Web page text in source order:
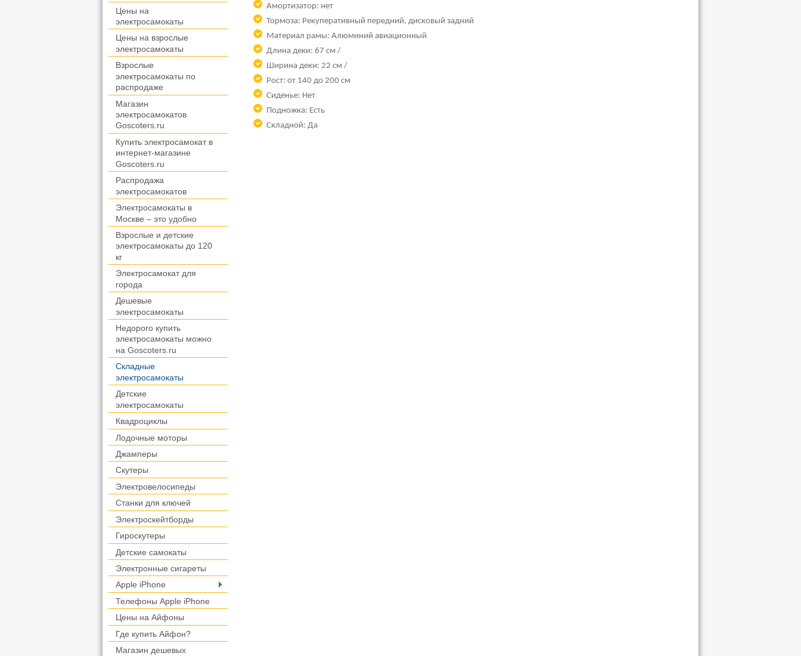
Цены на
электросамокаты
Цены на взрослые
электросамокаты
Взрослые
электросамокаты по
распродаже
Магазин
электросамокатов
Goscoters.ru
Купить электросамокат в
интернет-магазине
Goscoters.ru
Распродажа
электросамокатов
Электросамокаты в
Москве – это удобно
Взрослые и детские
электросамокаты до 120
кг
Электросамокат для
города
Дешевые
электросамокаты
Недорого купить
электросамокаты можно
на Goscoters.ru
Складные
электросамокаты
Детские
электросамокаты
Квадроциклы
Лодочные моторы
Джамперы
Скутеры
Электровелосипеды
Станки для ключей
Электроскейтборды
Гироскутеры
Детские самокаты
Электронные сигареты
Apple iPhone
Телефоны Apple iPhone
Цены на Айфоны
Где купить Айфон?
Магазин дешевых
Амортизатор: нет
Тормоза: Рекуперативный передний, дисковый задний
Материал рамы: Алюминий авиационный
Длина деки: 67 см /
Ширина деки: 22 см /
Рост: от 140 до 200 см
Сиденье: Нет
Подножка: Есть
Складной: Да